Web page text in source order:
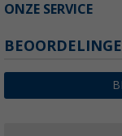
ONZE SERVICE